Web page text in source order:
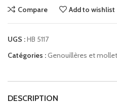
Compare Add to wishlist
UGS :HB 5117
Catégories :Genouillères et
DESCRIPTION